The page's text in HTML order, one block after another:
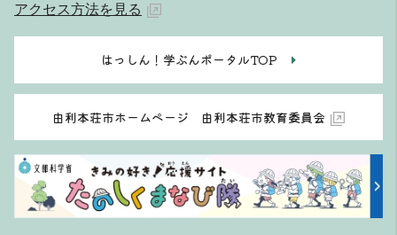
アクセス方法を見る
はっしん！学ぶんポータルTOP
由利本荘市ホームページ 由利本荘市教育委員会